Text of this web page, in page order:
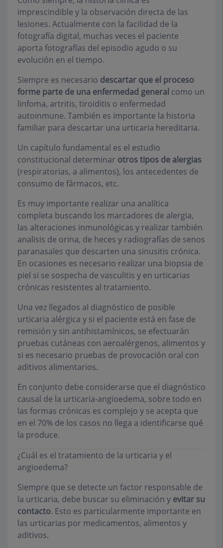
imprescindible y la observación directa de las
lesiones. Actualmente con la facilidad de la
fotografía digital, muchas veces el paciente
aporta fotografías del episodio agudo o su
evolución en el tiempo.
Siempre es necesario descartar que el proceso
forme parte de una enfermedad general como un
linfoma, artritis, tiroiditis o enfermedad
autoinmune. También es importante la historia
familiar para descartar una urticaria hereditaria.
Un capítulo fundamental es el estudio
constitucional determinar otros tipos de alergias
(respiratorias, a alimentos), los antecedentes de
consumo de fármacos, etc.
Es muy importante realizar una analítica
completa buscando los marcadores de alergia,
las alteraciones inmunológicas y realizar también
analisis de orina, de heces y radiografías de senos
paranasales que descarten una sinusitis crónica.
En ocasiones es necesario realizar una biopsia de
piel si se sospecha de vasculitis y en urticarias
crónicas resistentes al tratamiento.
Una vez llegados al diagnóstico de posible
urticaria alérgica y si el paciente está en fase de
remisión y sin antihistamínicos, se efectuarán
pruebas cutáneas con aeroalérgenos, alimentos y
si es necesario pruebas de provocación oral con
aditivos alimentarios.
En conjunto debe considerarse que el diagnóstico
causal de la urticaria-angioedema, sobre todo en
las formas crónicas es complejo y se acepta que
en el 70% de los casos no llega a identificarse qué
la produce.
¿Cuál es el tratamiento de la urticaria y el
angioedema?
Siempre que se detecte un factor responsable de
la urticaria, debe buscar su eliminación y evitar su
contacto. Esto es particularmente importante en
las urticarias por medicamentos, alimentos y
aditivos.